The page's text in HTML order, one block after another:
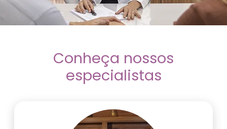
Conheça nossos
especialistas